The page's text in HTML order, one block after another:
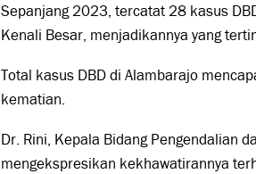
Sepanjang 2023, tercatat 28 kasus
Kenali Besar, menjadikannya yang
Total kasus DBD di Alambarajo
kematian.
Dr. Rini, Kepala Bidang Pengendalian
mengekspresikan kekhawatirannya